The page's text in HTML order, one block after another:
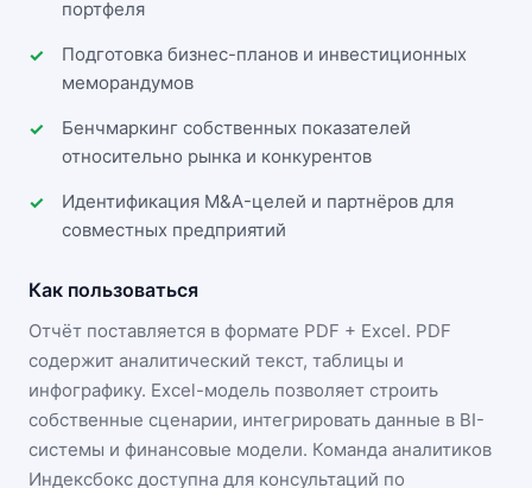
портфеля
Подготовка бизнес-планов и инвестиционных
меморандумов
Бенчмаркинг собственных показателей
относительно рынка и конкурентов
Идентификация M&A-целей и партнёров для
совместных предприятий
Как пользоваться
Отчёт поставляется в формате PDF + Excel. PDF
содержит аналитический текст, таблицы и
инфографику. Excel-модель позволяет строить
собственные сценарии, интегрировать данные в BI-
системы и финансовые модели. Команда аналитиков
Индексбокс доступна для консультаций по